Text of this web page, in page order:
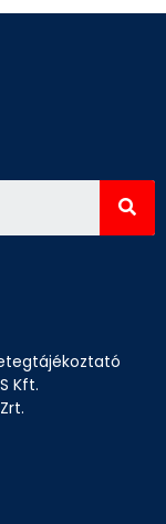
Kft.